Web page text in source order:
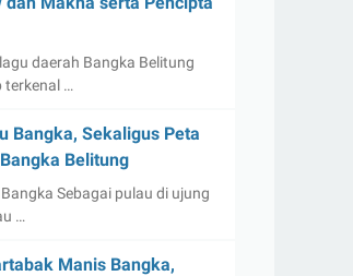
daerah Bangka Belitung
terkenal …
Bangka, Sekaligus Peta
Belitung
Sebagai pulau di ujung
…
Manis Bangka,